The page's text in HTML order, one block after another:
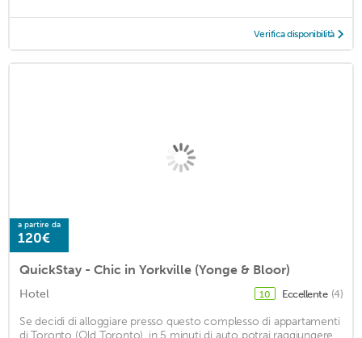
Verifica disponibilità
a partire da
120€
QuickStay - Chic in Yorkville (Yonge & Bloor)
Hotel 10 Eccellente (4)
Se decidi di alloggiare presso questo complesso di appartamenti
di Toronto (Old Toronto), in 5 minuti di auto potrai raggiungere